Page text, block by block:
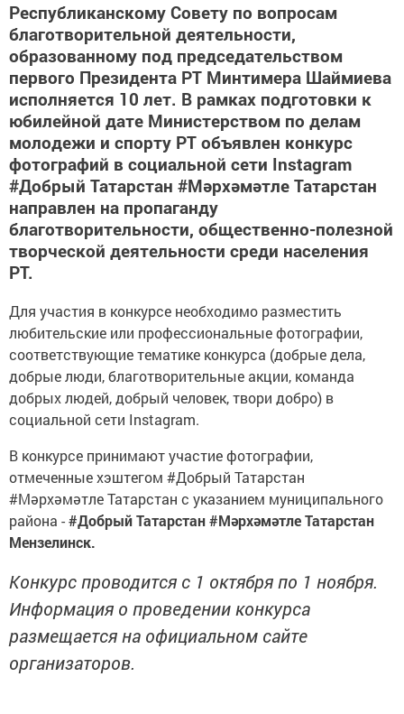
Республиканскому Совету по вопросам
благотворительной деятельности,
образованному под председательством
первого Президента РТ Минтимера Шаймиева
исполняется 10 лет. В рамках подготовки к
юбилейной дате Министерством по делам
молодежи и спорту РТ объявлен конкурс
фотографий в социальной сети Instagram
#Добрый Татарстан #Мәрхәмәтле Татарстан
направлен на пропаганду
благотворительности, общественно-полезной
творческой деятельности среди населения
РТ.
Для участия в конкурсе необходимо разместить
любительские или профессиональные фотографии,
соответствующие тематике конкурса (добрые дела,
добрые люди, благотворительные акции, команда
добрых людей, добрый человек, твори добро) в
социальной сети Instagram.
В конкурсе принимают участие фотографии,
отмеченные хэштегом #Добрый Татарстан
#Мәрхәмәтле Татарстан с указанием муниципального
района -#Добрый Татарстан#Мәрхәмәтле Татарстан
Мензелинск.
Конкурс проводится с 1 октября по 1 ноября.
Информация о проведении конкурса
размещается на официальном сайте
организаторов.